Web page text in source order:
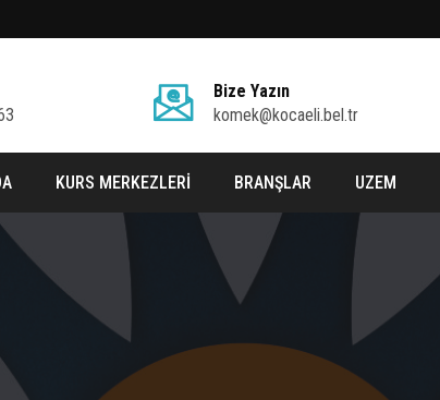
Bize Yazın
komek@kocaeli.bel.tr
KURS MERKEZLERİ BRANŞLAR UZEM